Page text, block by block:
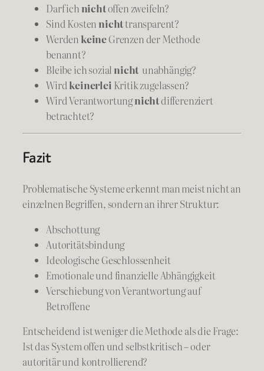
Darf ich nichtoffen zweifeln?
Sind Kosten nichttransparent?
Werden keineGrenzen der Methode
benannt?
Bleibe ich sozial nichtunabhängig?
Wirdkeinerlei Kritik zugelassen?
Wird Verantwortungnichtdifferenziert
betrachtet?
Fazit
Problematische Systeme erkennt man meist nicht an
einzelnen Begriffen, sondern an ihrer Struktur:
Abschottung
Autoritätsbindung
Ideologische Geschlossenheit
Emotionale und finanzielle Abhängigkeit
Verschiebung von Verantwortung auf
Betroffene
Entscheidend ist weniger die Methode als die Frage:
Ist das System offen und selbstkritisch – oder
autoritär und kontrollierend?